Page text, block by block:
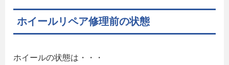
ホイールリペア修理前の状態
ホイールの状態は・・・